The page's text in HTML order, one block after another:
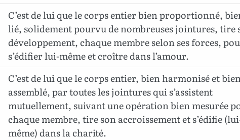
C’est de lui que le corps entier bien proportionné,
lié, solidement pourvu de nombreuses jointures, tire
développement, chaque membre selon ses forces,
s’édifier lui-même et croître dans l’amour.
C’est de lui que le corps entier, bien harmonisé et
assemblé, par toutes les jointures qui s’assistent
mutuellement, suivant une opération bien mesurée
chaque membre, tire son accroissement et s’édifie
même) dans la charité.